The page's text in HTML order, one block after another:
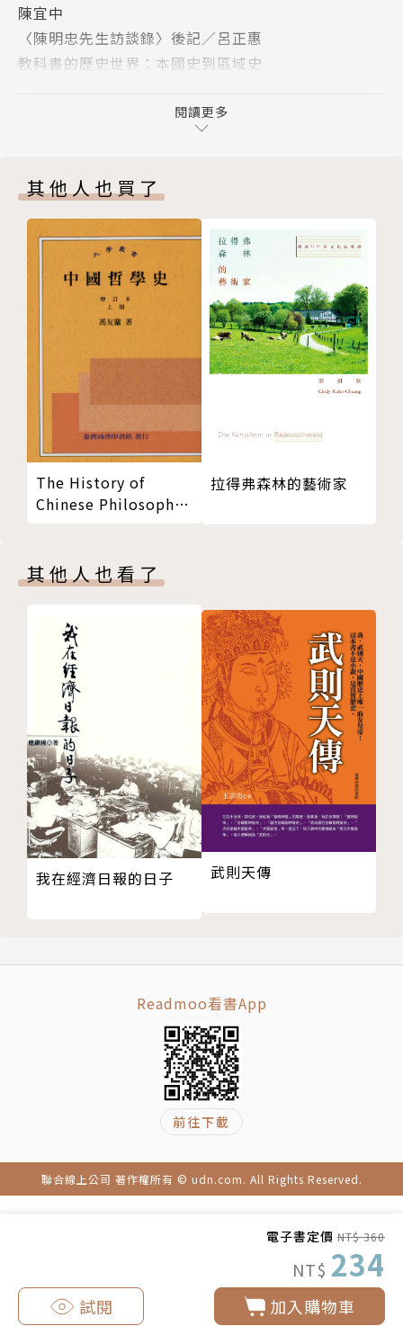
電子書定價 NT$ 360
NT$ 234
加入購物車
試閱
編輯委員名單
總編輯：錢永祥
編輯委員：王超華、王智明、沈松僑、汪宏倫、林載
陳宜中
〈陳明忠先生訪談錄〉後記／呂正惠
教科書的歷史世界：本國史到區域史
本國史與區域史的疏通：對東亞人歷史敘述的反思／白
省思中國哲學研究的危機——從中國哲學的「正當性問
題」談起／李明輝
跨文化動態中的當代漢語哲學／何乏筆
從後設思考的取向觀察中國哲學研究——兼論所謂「反
向格義」／沈享民
走向對比視域的中國哲學研究：從基本能力的訓練談起
知識分子的公共身分
全球化、民粹主義與公共知識社群／陶儀芬
「論政」與「治學」的兩難：反思公共知識分子的內在
困境／唐小兵
評論與回應
也談中國自由主義的困境／王超華
狼／螂性？人性？：從《狼圖騰》到《殺手正傳》／黃
中國史是台灣史的一部分？：論楊照的台灣史意識型態
構想／宋家復
論楊照、陸森寶與台灣史研究：回應宋家復／陳偉智
新書序跋
伯恩斯坦《社會政治理論的重構》：中譯版作者序與譯
者後記／黃瑞祺
思想采風
《讀書》：導讀當代中國思想文化的書寫紀錄／葉國豪
中國將走向民主社會主義？／陳瑋鴻
美國吹起哲學風?!／劉俊麟
致讀者
版權頁
封底
閱讀更多
其他人也買了
The History of
Chinese Philosophy
拉得弗森林的藝術家
其他人也看了
我在經濟日報的日子 武則天傳
Readmoo看書App
前往下載
聯合線上公司 著作權所有 © udn.com. All Rights Reserved.